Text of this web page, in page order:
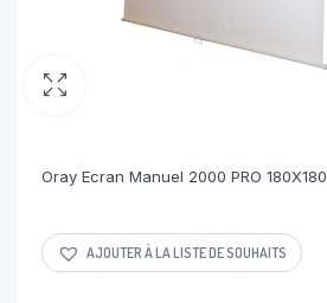
Oray Ecran Manuel 2000 PRO 180X180
AJOUTER À LA LISTE DE SOUHAITS